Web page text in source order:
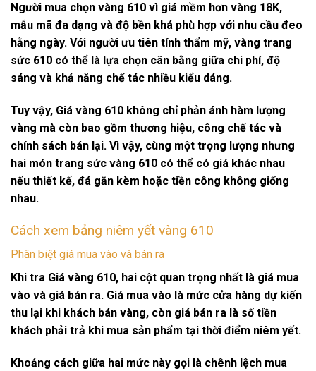
Người mua chọn vàng 610 vì giá mềm hơn vàng 18K,
mẫu mã đa dạng và độ bền khá phù hợp với nhu cầu đeo
hằng ngày. Với người ưu tiên tính thẩm mỹ, vàng trang
sức 610 có thể là lựa chọn cân bằng giữa chi phí, độ
sáng và khả năng chế tác nhiều kiểu dáng.
Tuy vậy, Giá vàng 610 không chỉ phản ánh hàm lượng
vàng mà còn bao gồm thương hiệu, công chế tác và
chính sách bán lại. Vì vậy, cùng một trọng lượng nhưng
hai món trang sức vàng 610 có thể có giá khác nhau
nếu thiết kế, đá gắn kèm hoặc tiền công không giống
nhau.
Cách xem bảng niêm yết vàng 610
Phân biệt giá mua vào và bán ra
Khi tra Giá vàng 610, hai cột quan trọng nhất là giá mua
vào và giá bán ra. Giá mua vào là mức cửa hàng dự kiến
thu lại khi khách bán vàng, còn giá bán ra là số tiền
khách phải trả khi mua sản phẩm tại thời điểm niêm yết.
Khoảng cách giữa hai mức này gọi là chênh lệch mua